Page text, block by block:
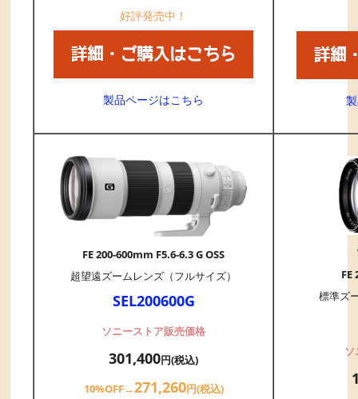
好評発売中！
製品ページはこちら
FE 200-600mm F5.6-6.3 G OSS
超望遠ズームレンズ（フルサイズ）
SEL200600G
ソニーストア販売価格
301,400円(税込)
10%OFF→271,260円(税込)
FE
標準ズ
ソ